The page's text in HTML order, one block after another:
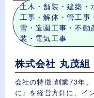
土木・舗装・建築・
工事・解体・管工事
雪・造園工事・不動
装・電気工事
株式会社 丸茂組
会社の特徴 創業73年、『地域とともに 人ととも
に』を経営方針に、イ